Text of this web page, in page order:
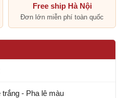
Free ship Hà Nội
Đơn lớn miễn phí toàn quốc
trắng - Pha lê màu